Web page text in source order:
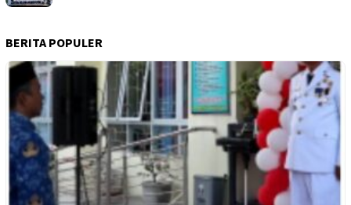
BERITA POPULER